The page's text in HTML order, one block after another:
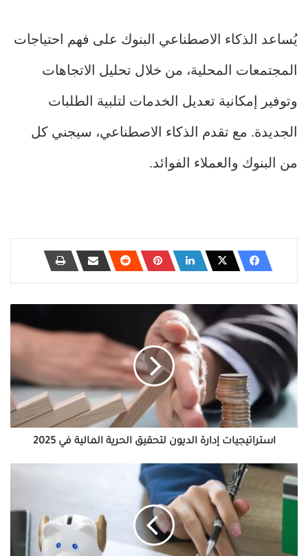
يُساعد الذكاء الاصطناعي البنوك على فهم احتياجات
المجتمعات المحلية، من خلال تحليل الاتجاهات
وتوفير إمكانية تعديل الخدمات لتلبية الطلبات
الجديدة. مع تقدم الذكاء الاصطناعي، سيجني كل
من البنوك والعملاء الفوائد.
استراتيجيات
إدارة
الديون
لتحقيق
الحرية
المالية
في
2025
استراتيجيات إدارة الديون لتحقيق الحرية المالية في 2025
الاستثمار
بسهولة:
نصائح
للمبتدئين